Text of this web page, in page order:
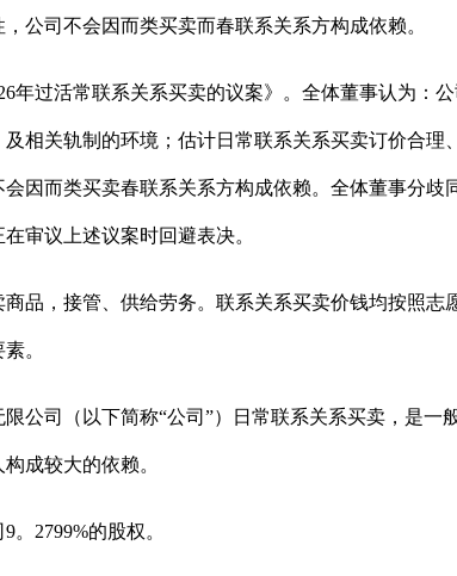
公司不会因而类买卖而春联系关系方构成依赖。
过活常联系关系买卖的议案》。全体董事认为：
相关轨制的环境；估计日常联系关系买卖订价合理
因而类买卖春联系关系方构成依赖。全体董事分歧
审议上述议案时回避表决。
，接管、供给劳务。联系关系买卖价钱均按照志
。
司（以下简称“公司”）日常联系关系买卖，是一
成较大的依赖。
2799%的股权。